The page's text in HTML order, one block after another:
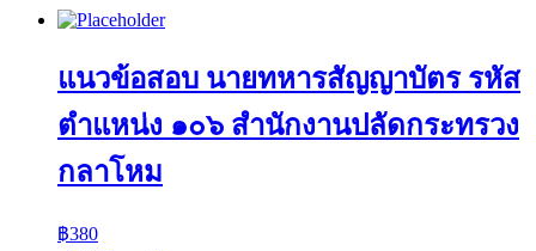
แนวข้อสอบ นายทหารสัญญาบัตร รหัส
ตำแหน่ง ๑๐๖ สำนักงานปลัดกระทรวง
กลาโหม
฿380